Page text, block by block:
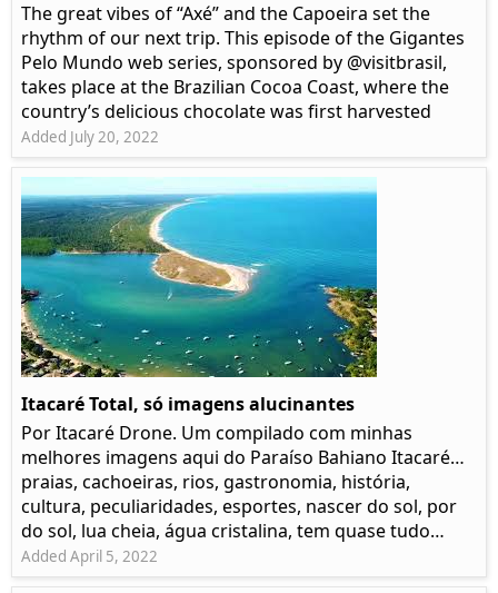
The great vibes of “Axé” and the Capoeira set the
rhythm of our next trip. This episode of the Gigantes
Pelo Mundo web series, sponsored by @visitbrasil,
takes place at the Brazilian Cocoa Coast, where the
country’s delicious chocolate was first harvested
Added July 20, 2022
Itacaré Total, só imagens alucinantes
Por Itacaré Drone. Um compilado com minhas
melhores imagens aqui do Paraíso Bahiano Itacaré…
praias, cachoeiras, rios, gastronomia, história,
cultura, peculiaridades, esportes, nascer do sol, por
do sol, lua cheia, água cristalina, tem quase tudo…
Added April 5, 2022